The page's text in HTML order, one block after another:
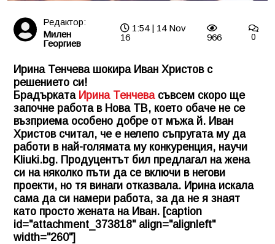
Редактор:
Милен
Георгиев
1:54 | 14 Nov
16
966 0
Ирина Тенчева шокира Иван Христов с
решението си!
Брадърката Ирина Тенчевасъвсем скоро ще
започне работа в Нова ТВ, което обаче не се
възприема особено добре от мъжа й. Иван
Христов считал, че е нелепо съпругата му да
работи в най-голямата му конкуренция, научи
Kliuki.bg. Продуцентът бил предлагал на жена
си на няколко пъти да се включи в негови
проекти, но тя винаги отказвала. Ирина искала
сама да си намери работа, за да не я знаят
като просто жената на Иван. [caption
id="attachment_373818" align="alignleft"
width="260"]